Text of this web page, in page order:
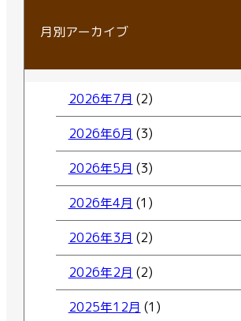
月別アーカイブ
2026年7月 (2)
2026年6月 (3)
2026年5月 (3)
2026年4月 (1)
2026年3月 (2)
2026年2月 (2)
2025年12月 (1)